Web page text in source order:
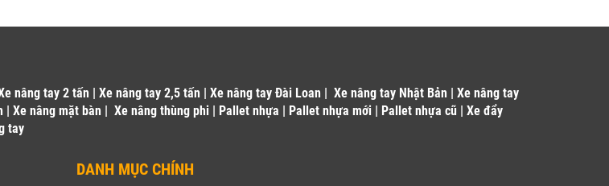
nâng tay 2 tấn Xe nâng tay 2,5 tấn Xe nâng tay Đài Loan Xe nâng tay Nhật Bản
Xe nâng tay
Xe nâng mặt bàn Xe nâng thùng phi Pallet nhựa Pallet nhựa mới Pallet nhựa cũ
Xe đẩy
tay
DANH MỤC CHÍNH